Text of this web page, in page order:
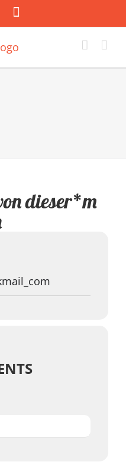
Instagram
Mail
dieser*m